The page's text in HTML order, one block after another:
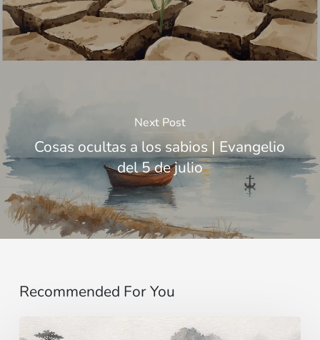
Next Post
Cosas ocultas a los sabios | Evangelio
del 5 de julio
Recommended For You
Imaginar…